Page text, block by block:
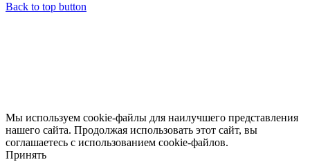
Back to top button
Мы используем cookie-файлы для наилучшего представления
нашего сайта. Продолжая использовать этот сайт, вы
соглашаетесь с использованием cookie-файлов.
Принять